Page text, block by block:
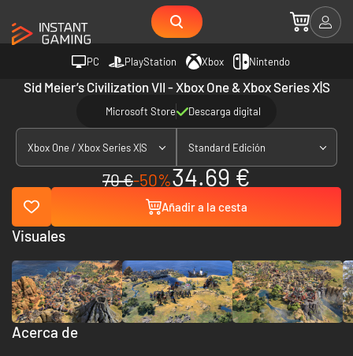
PC PlayStation Xbox Nintendo
Sid Meier’s Civilization VII - Xbox One & Xbox Series X|S
Microsoft Store Descarga digital
Xbox One / Xbox Series X|S Standard Edición
70 €-50%34.69 €
Añadir a la cesta
Acerca de
Visuales